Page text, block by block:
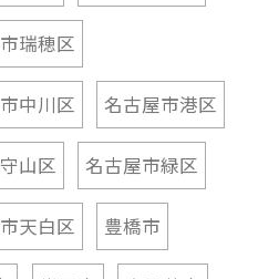
瑞穂区
中川区 名古屋市港区
山区 名古屋市緑区
天白区 豊橋市
半田市 春日井市